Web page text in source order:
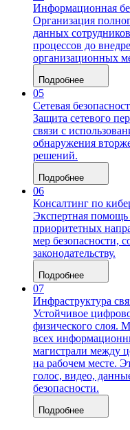
Информационная
Организация
данных
процессов до
организационных
Подробнее
05
Сетевая
Защита сетевого
связи с
обнаружения
решений.
Подробнее
06
Консалтинг по
Экспертная помощь
приоритетных
мер безопасности,
законодательству.
Подробнее
07
Инфраструктура
Устойчивое
физического слоя.
всех
магистрали между
на рабочем месте.
голос, видео,
безопасности.
Подробнее